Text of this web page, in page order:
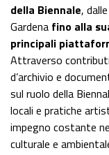
della Biennale,
Gardena fino alla
principali
Attraverso
d’archivio e
sul ruolo della
locali e pratiche
impegno costante
culturale e